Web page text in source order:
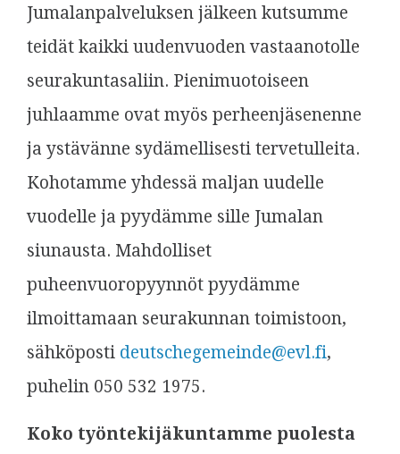
Jumalanpalveluksen jälkeen kutsumme
teidät kaikki uudenvuoden vastaanotolle
seurakuntasaliin. Pienimuotoiseen
juhlaamme ovat myös perheenjäsenenne
ja ystävänne sydämellisesti tervetulleita.
Kohotamme yhdessä maljan uudelle
vuodelle ja pyydämme sille Jumalan
siunausta. Mahdolliset
puheenvuoropyynnöt pyydämme
ilmoittamaan seurakunnan toimistoon,
sähköposti deutschegemeinde@evl.fi,
puhelin 050 532 1975.
Koko työntekijäkuntamme puolesta